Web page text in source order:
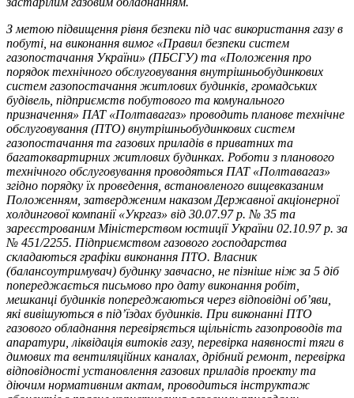
З метою підвищення рівня безпеки під час використання газу в
побуті, на виконання вимог «Правил безпеки систем
газопостачання України» (ПБСГУ) та «Положення про
порядок технічного обслуговування внутрішньобудинкових
систем газопостачання житлових будинків, громадських
будівель, підприємств побутового та комунального
призначення» ПАТ «Полтавагаз» проводить планове технічне
обслуговування (ПТО) внутрішньобудинкових систем
газопостачання та газових приладів в приватних та
багатоквартирних житлових будинках. Роботи з планового
технічного обслуговування проводяться ПАТ «Полтавагаз»
згідно порядку їх проведення, встановленого вищевказаним
Положенням, затвердженим наказом Державної акціонерної
холдингової компанії «Укргаз» від 30.07.97 р. № 35 та
зареєстрованим Міністерством юстиції України 02.10.97 р. за
№ 451/2255. Підприємством газового господарства
складаються графіки виконання ПТО. Власник
(балансоутримувач) будинку завчасно, не пізніше ніж за 5 діб
попереджається письмово про дату виконання робіт,
мешканці будинків попереджаються через відповідні об’яви,
які вивішуються в під’їздах будинків. При виконанні ПТО
газового обладнання перевіряється щільність газопроводів та
апаратури, ліквідація витоків газу, перевірка наявності тяги в
димових та вентиляційних каналах, дрібний ремонт, перевірка
відповідності установлення газових приладів проекту та
діючим нормативним актам, проводиться інструктаж